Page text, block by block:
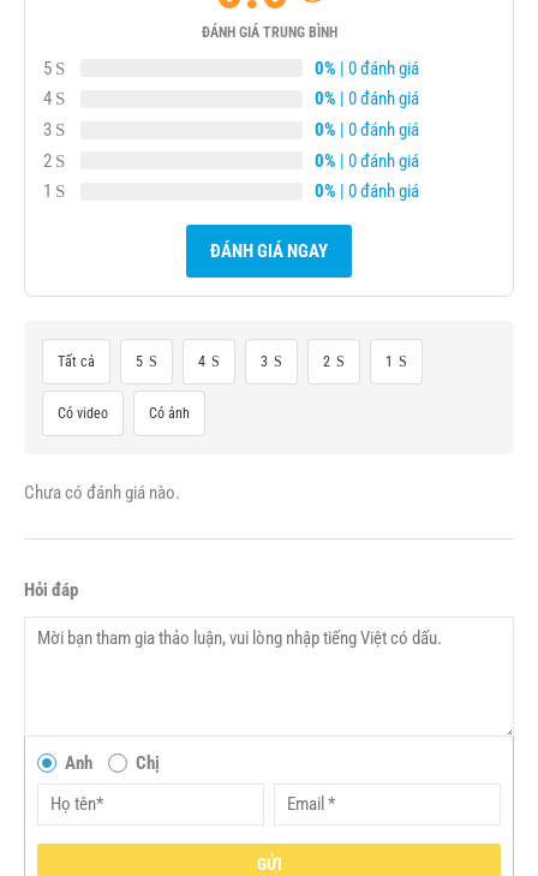
ĐÁNH GIÁ TRUNG BÌNH
5 0% | 0 đánh giá
4
0% | 0 đánh giá
3
0% | 0 đánh giá
2
0% | 0 đánh giá
1
0% | 0 đánh giá
ĐÁNH GIÁ NGAY
Tất cả 5 4 3 2 1
Có video Có ảnh
Chưa có đánh giá nào.
Hỏi đáp
Anh Chị
GỬI